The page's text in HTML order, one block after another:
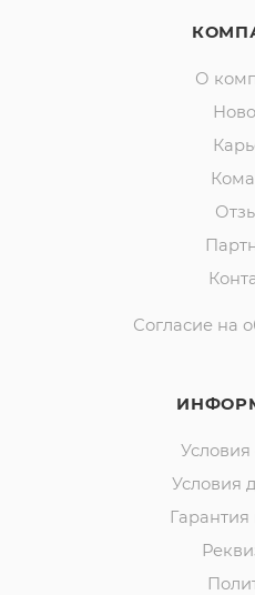
О
Согласие на
Условия
Условия
Гарантия